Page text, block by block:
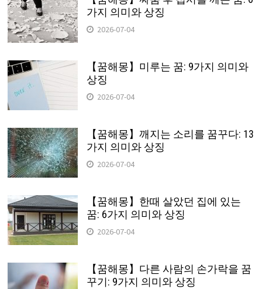
가지 의미와 상징
2026-07-04
【꿈해몽】미루는 꿈: 9가지 의미와
상징
2026-07-04
【꿈해몽】깨지는 소리를 꿈꾸다: 13
가지 의미와 상징
2026-07-04
【꿈해몽】한때 살았던 집에 있는
꿈: 6가지 의미와 상징
2026-07-04
【꿈해몽】다른 사람의 손가락을 꿈
꾸기: 9가지 의미와 상징